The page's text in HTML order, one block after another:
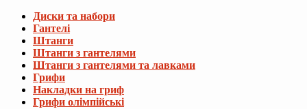
Диски та набори
Гантелі
Штанги
Штанги з гантелями
Штанги з гантелями та лавками
Грифи
Накладки на гриф
Грифи олімпійські